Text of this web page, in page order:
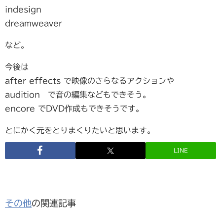
indesign
dreamweaver
など。
今後は
after effects で映像のさらなるアクションや
audition で音の編集などもできそう。
encore でDVD作成もできそうです。
とにかく元をとりまくりたいと思います。
LINE
その他の関連記事